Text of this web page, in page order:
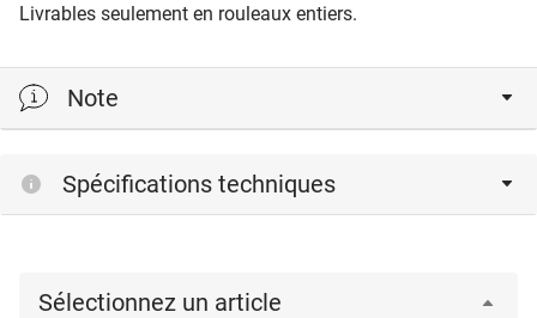
Livrables seulement en rouleaux entiers.
Note
Spécifications techniques
Sélectionnez un article